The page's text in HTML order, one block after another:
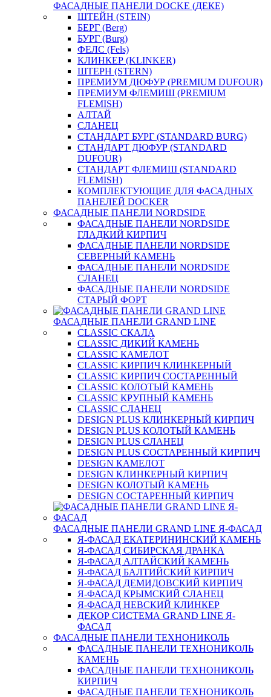
ФАСАДНЫЕ ПАНЕЛИ DOCKE (ДЕКЕ)
ШТЕЙН (STEIN)
БЕРГ (Berg)
БУРГ (Burg)
ФЕЛС (Fels)
КЛИНКЕР (KLINKER)
ШТЕРН (STERN)
ПРЕМИУМ ДЮФУР (PREMIUM DUFOUR)
ПРЕМИУМ ФЛЕМИШ (PREMIUM
FLEMISH)
АЛТАЙ
СЛАНЕЦ
СТАНДАРТ БУРГ (STANDARD BURG)
СТАНДАРТ ДЮФУР (STANDARD
DUFOUR)
СТАНДАРТ ФЛЕМИШ (STANDARD
FLEMISH)
КОМПЛЕКТУЮЩИЕ ДЛЯ ФАСАДНЫХ
ПАНЕЛЕЙ DOCKER
ФАСАДНЫЕ ПАНЕЛИ NORDSIDE
ФАСАДНЫЕ ПАНЕЛИ NORDSIDE
ГЛАДКИЙ КИРПИЧ
ФАСАДНЫЕ ПАНЕЛИ NORDSIDE
СЕВЕРНЫЙ КАМЕНЬ
ФАСАДНЫЕ ПАНЕЛИ NORDSIDE
СЛАНЕЦ
ФАСАДНЫЕ ПАНЕЛИ NORDSIDE
СТАРЫЙ ФОРТ
ФАСАДНЫЕ ПАНЕЛИ GRAND LINE
CLASSIC СКАЛА
CLASSIC ДИКИЙ КАМЕНЬ
CLASSIC КАМЕЛОТ
CLASSIC КИРПИЧ КЛИНКЕРНЫЙ
CLASSIC КИРПИЧ СОСТАРЕННЫЙ
CLASSIC КОЛОТЫЙ КАМЕНЬ
CLASSIC КРУПНЫЙ КАМЕНЬ
CLASSIC СЛАНЕЦ
DESIGN PLUS КЛИНКЕРНЫЙ КИРПИЧ
DESIGN PLUS КОЛОТЫЙ КАМЕНЬ
DESIGN PLUS СЛАНЕЦ
DESIGN PLUS СОСТАРЕННЫЙ КИРПИЧ
DESIGN КАМЕЛОТ
DESIGN КЛИНКЕРНЫЙ КИРПИЧ
DESIGN КОЛОТЫЙ КАМЕНЬ
DESIGN СОСТАРЕННЫЙ КИРПИЧ
ФАСАДНЫЕ ПАНЕЛИ GRAND LINE Я-ФАСАД
Я-ФАСАД ЕКАТЕРИНИНСКИЙ КАМЕНЬ
Я-ФАСАД СИБИРСКАЯ ДРАНКА
Я-ФАСАД АЛТАЙСКИЙ КАМЕНЬ
Я-ФАСАД БАЛТИЙСКИЙ КИРПИЧ
Я-ФАСАД ДЕМИДОВСКИЙ КИРПИЧ
Я-ФАСАД КРЫМСКИЙ СЛАНЕЦ
Я-ФАСАД НЕВСКИЙ КЛИНКЕР
ДЕКОР СИСТЕМА GRAND LINE Я-
ФАСАД
ФАСАДНЫЕ ПАНЕЛИ ТЕХНОНИКОЛЬ
ФАСАДНЫЕ ПАНЕЛИ ТЕХНОНИКОЛЬ
КАМЕНЬ
ФАСАДНЫЕ ПАНЕЛИ ТЕХНОНИКОЛЬ
КИРПИЧ
ФАСАДНЫЕ ПАНЕЛИ ТЕХНОНИКОЛЬ